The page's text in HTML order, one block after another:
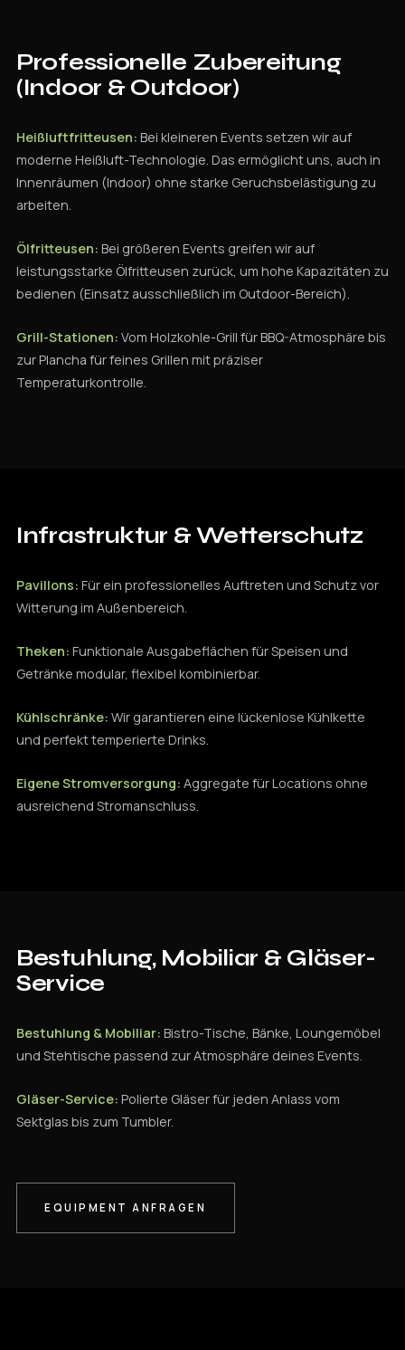
Professionelle Zubereitung
(Indoor & Outdoor)
Heißluftfritteusen: Bei kleineren Events setzen wir auf
moderne Heißluft-Technologie. Das ermöglicht uns, auch in
Innenräumen (Indoor) ohne starke Geruchsbelästigung zu
arbeiten.
Ölfritteusen: Bei größeren Events greifen wir auf
leistungsstarke Ölfritteusen zurück, um hohe Kapazitäten zu
bedienen (Einsatz ausschließlich im Outdoor-Bereich).
Grill-Stationen: Vom Holzkohle-Grill für BBQ-Atmosphäre bis
zur Plancha für feines Grillen mit präziser
Temperaturkontrolle.
Infrastruktur & Wetterschutz
Pavillons: Für ein professionelles Auftreten und Schutz vor
Witterung im Außenbereich.
Theken: Funktionale Ausgabeflächen für Speisen und
Getränke modular, flexibel kombinierbar.
Kühlschränke: Wir garantieren eine lückenlose Kühlkette
und perfekt temperierte Drinks.
Eigene Stromversorgung: Aggregate für Locations ohne
ausreichend Stromanschluss.
Bestuhlung, Mobiliar & Gläser-
Service
Bestuhlung & Mobiliar: Bistro-Tische, Bänke, Loungemöbel
und Stehtische passend zur Atmosphäre deines Events.
Gläser-Service: Polierte Gläser für jeden Anlass vom
Sektglas bis zum Tumbler.
EQUIPMENT ANFRAGEN